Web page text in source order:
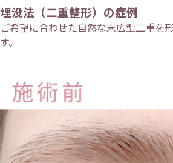
埋没法（二重整形）の症例
ご希望に合わせた自然な末広型二重を
す。